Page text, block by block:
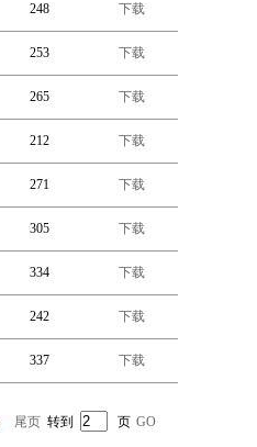
248 下载
253 下载
265 下载
212 下载
271 下载
305 下载
334 下载
242 下载
337 下载
尾页 转到 页 GO